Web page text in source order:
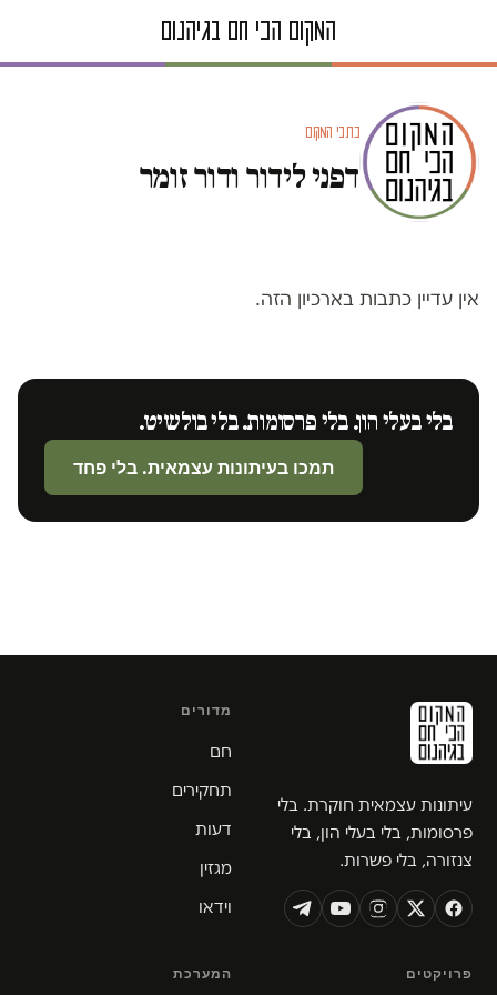
כתבי המקום
דפני לידור ודור זומר
אין עדיין כתבות בארכיון הזה.
בלי בעלי הון. בלי פרסומות. בלי בולשיט.
תמכו בעיתונות עצמאית. בלי פחד
עיתונות עצמאית חוקרת. בלי
פרסומות, בלי בעלי הון, בלי
צנזורה, בלי פשרות.
מדורים
חם
תחקירים
דעות
מגזין
וידאו
פרויקטים המערכת